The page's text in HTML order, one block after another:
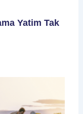
Yatim Tak